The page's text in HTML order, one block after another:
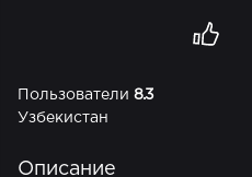
Пользователи 8.3
Узбекистан
Описание